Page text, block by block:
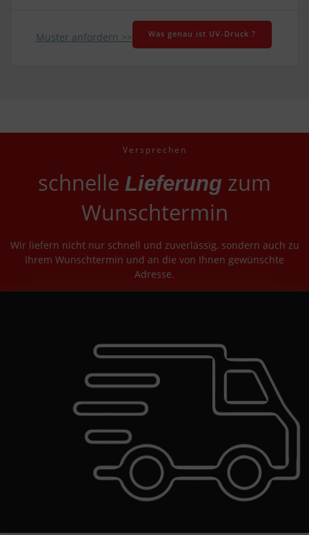
Muster anfordern >> Was genau ist UV-Druck ?
Versprechen
schnelle Lieferung zum
Wunschtermin
Wir liefern nicht nur schnell und zuverlässig, sondern auch zu
Ihrem Wunschtermin und an die von Ihnen gewünschte
Adresse.